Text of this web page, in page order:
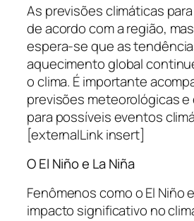
As previsões climáticas
de acordo com a região,
espera-se que as
aquecimento global
o clima. É importante
previsões meteorológicas
para possíveis eventos
[externalLink insert]
O El Niño e La Niña
Fenômenos como o El Niño
impacto significativo no